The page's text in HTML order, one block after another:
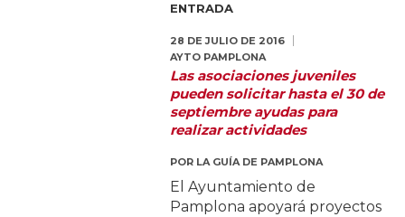
ENTRADA
28 DE JULIO DE 2016
AYTO PAMPLONA
Las asociaciones juveniles
pueden solicitar hasta el 30 de
septiembre ayudas para
realizar actividades
POR LA GUÍA DE PAMPLONA
El Ayuntamiento de
Pamplona apoyará proyectos